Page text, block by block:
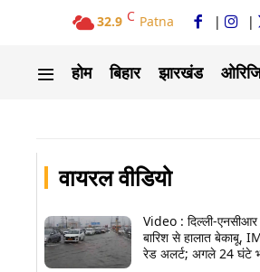
32.9 C Patna
होम बिहार झारखंड
वायरल वीडियो
Video : दिल्ली-
बारिश से हालात बेकाबू,
रेड अलर्ट; अगले 24 घंटे